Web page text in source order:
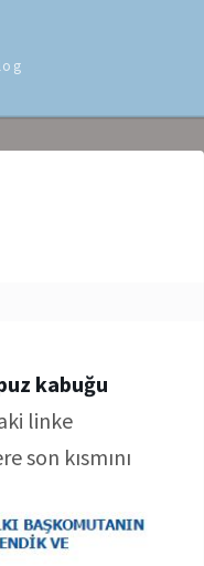
kabuğu
linke
son kısmını